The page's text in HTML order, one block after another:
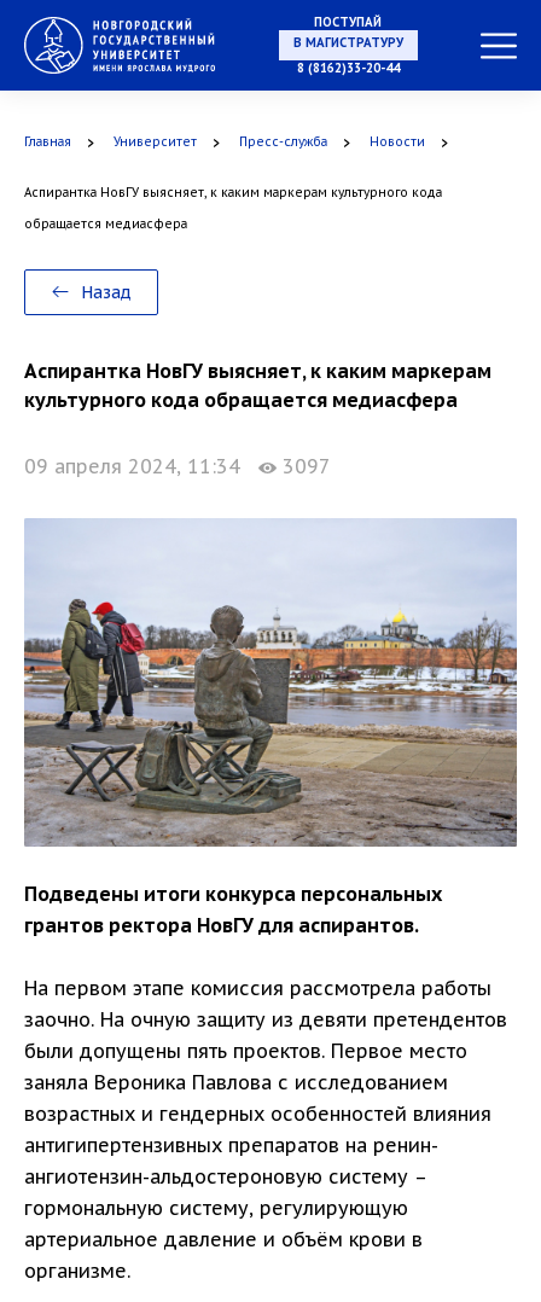
ПОСТУПАЙ
В МАГИСТРАТУРУ
8 (8162)33-20-44
Главная Университет Пресс-служба Новости
Аспирантка НовГУ выясняет, к каким маркерам культурного кода
обращается медиасфера
Назад
Аспирантка НовГУ выясняет, к каким маркерам
культурного кода обращается медиасфера
09 апреля 2024, 11:34 3097
Подведены итоги конкурса персональных
грантов ректора НовГУ для аспирантов.
На первом этапе комиссия рассмотрела работы
заочно. На очную защиту из девяти претендентов
были допущены пять проектов. Первое место
заняла Вероника Павлова с исследованием
возрастных и гендерных особенностей влияния
антигипертензивных препаратов на ренин-
ангиотензин-альдостероновую систему –
гормональную систему, регулирующую
артериальное давление и объём крови в
организме.